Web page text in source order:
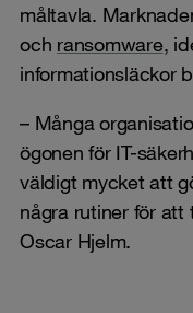
måltavla.
och ransomware,
informationsläckor
– Många
ögonen för IT-
väldigt mycket att
några rutiner för att
Oscar Hjelm.